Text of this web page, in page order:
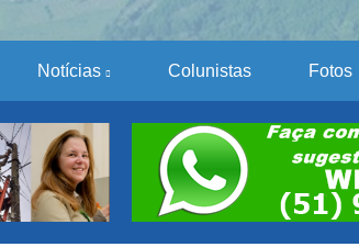
Notícias Colunistas Fotos